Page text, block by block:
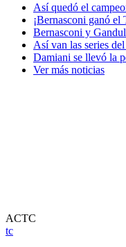
Así quedó el
¡Bernasconi ganó el
Bernasconi y
Así van las series
Damiani se llevó la
Ver más noticias
ACTC
tc